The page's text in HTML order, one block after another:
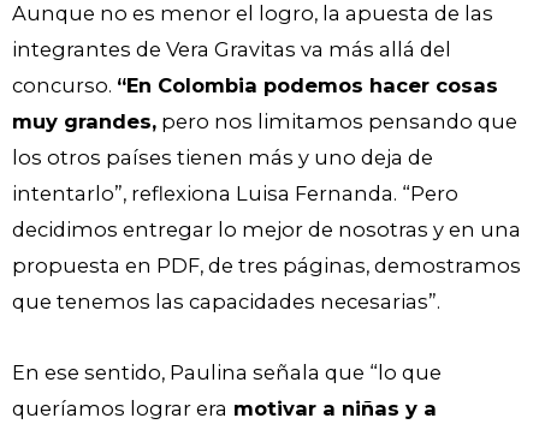
Aunque no es menor el logro, la apuesta de las
integrantes de Vera Gravitas va más allá del
concurso. “En Colombia podemos hacer cosas
muy grandes, pero nos limitamos pensando que
los otros países tienen más y uno deja de
intentarlo”, reflexiona Luisa Fernanda. “Pero
decidimos entregar lo mejor de nosotras y en una
propuesta en PDF, de tres páginas, demostramos
que tenemos las capacidades necesarias”.
En ese sentido, Paulina señala que “lo que
queríamos lograr era motivar a niñas y a